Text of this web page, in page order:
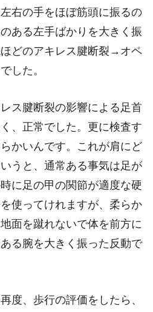
右の手をほぼ筋頭に振るの
ある左手ばかりを大きく振
どのアキレス腱断裂→オペ
した。
ス腱断裂の影響による足首
、正常でした。更に検査す
かいんです。これが肩にど
うと、通常ある事気は足が
に足の甲の関節が適度な硬
使ってけれますが、柔らか
面を蹴れないで体を前方に
る腕を大きく振った反動で
度、歩行の評価をしたら、